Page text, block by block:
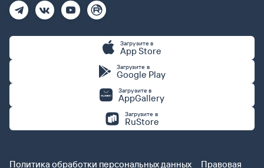
Загрузите в
App Store
Загрузите в
Google Play
Загрузите в
AppGallery
Загрузите в
RuStore
Политика обработки персональных данных Правовая